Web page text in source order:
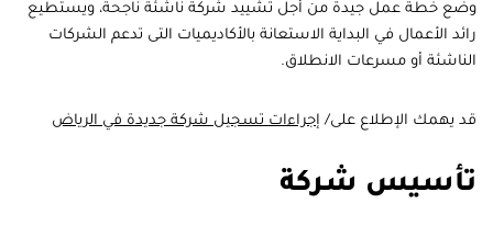
وضع خطة عمل جيدة من أجل تشييد شركة ناشئة ناجحة، ويستطيع
رائد الأعمال في البداية الاستعانة بالأكاديميات التى تدعم الشركات
الناشئة أو مسرعات الانطلاق.
قد يهمك الإطلاع على/ إجراءات تسجيل شركة جديدة في الرياض
تأسيس شركة